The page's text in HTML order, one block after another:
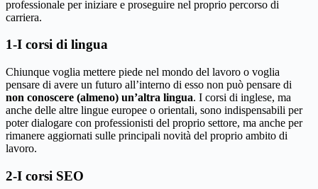
professionale per iniziare e proseguire nel proprio percorso di
carriera.
1-I corsi di lingua
Chiunque voglia mettere piede nel mondo del lavoro o voglia
pensare di avere un futuro all’interno di esso non può pensare di
non conoscere (almeno) un’altra lingua. I corsi di inglese, ma
anche delle altre lingue europee o orientali, sono indispensabili per
poter dialogare con professionisti del proprio settore, ma anche per
rimanere aggiornati sulle principali novità del proprio ambito di
lavoro.
2-I corsi SEO